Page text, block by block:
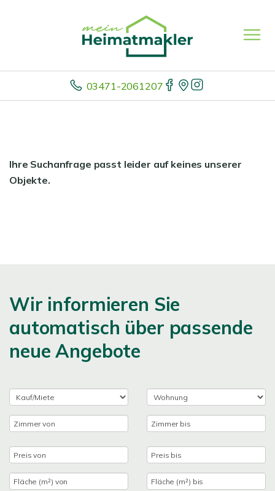
03471-2061207
Ihre Suchanfrage passt leider auf keines unserer
Objekte.
Wir informieren Sie
automatisch über passende
neue Angebote